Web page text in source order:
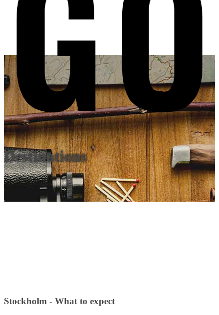
Destinations
Stockholm - What to expect